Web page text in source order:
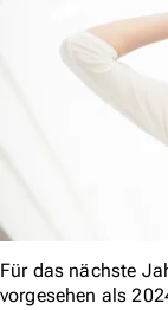
Für das nächste
vorgesehen als